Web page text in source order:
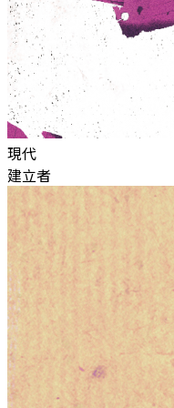
現代
建立者